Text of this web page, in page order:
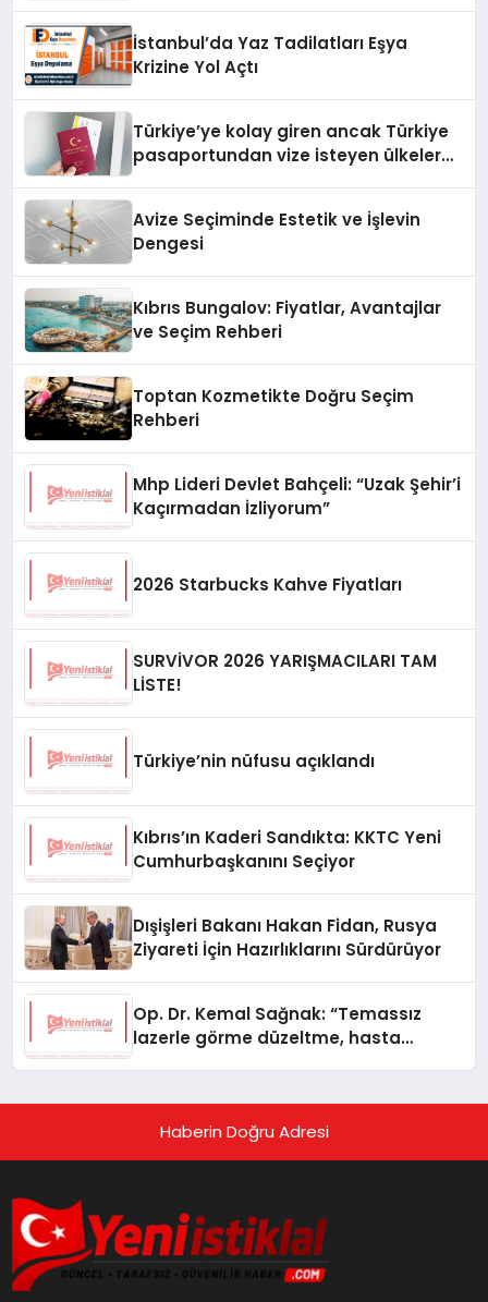
İstanbul’da Yaz Tadilatları Eşya
Krizine Yol Açtı
Türkiye’ye kolay giren ancak Türkiye
pasaportundan vize isteyen ülkeler
Avize Seçiminde Estetik ve İşlevin
Dengesi
Kıbrıs Bungalov: Fiyatlar, Avantajlar
ve Seçim Rehberi
Toptan Kozmetikte Doğru Seçim
Rehberi
Mhp Lideri Devlet Bahçeli: “Uzak Şehir’i
Kaçırmadan İzliyorum”
2026 Starbucks Kahve Fiyatları
SURVİVOR 2026 YARIŞMACILARI TAM
LİSTE!
Türkiye’nin nüfusu açıklandı
Kıbrıs’ın Kaderi Sandıkta: KKTC Yeni
Cumhurbaşkanını Seçiyor
Dışişleri Bakanı Hakan Fidan, Rusya
Ziyareti İçin Hazırlıklarını Sürdürüyor
Op. Dr. Kemal Sağnak: “Temassız
lazerle görme düzeltme, hasta
Haberin Doğru Adresi